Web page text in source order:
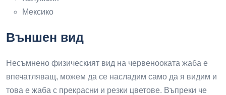
Мексико
Външен вид
Несъмнено физическият вид на червенооката жаба е
впечатляващ, можем да се насладим само да я видим и
това е жаба с прекрасни и резки цветове. Въпреки че